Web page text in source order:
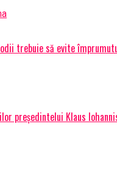
trebuie să evite
președintelui Klaus